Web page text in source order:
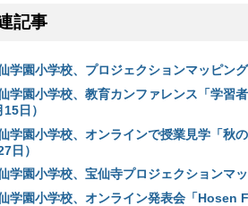
記事
学園小学校、プロジェクションマッピン
学園小学校、教育カンファレンス「学習
日）
学園小学校、オンラインで授業見学「秋
日）
学園小学校、宝仙寺プロジェクションマ
学園小学校、オンライン発表会「Hosen